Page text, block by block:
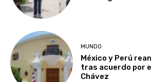
MUNDO
México y Perú
tras acuerdo por
Chávez